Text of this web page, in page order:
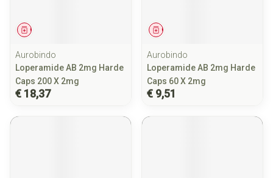
Geneesmiddel
Aurobindo
Loperamide AB 2mg Harde
Caps 200 X 2mg
€ 18,37
Geneesmiddel
Aurobindo
Loperamide AB 2mg Harde
Caps 60 X 2mg
€ 9,51